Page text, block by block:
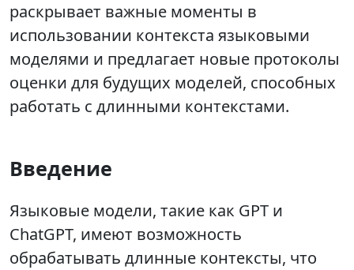
раскрывает важные моменты в
использовании контекста языковыми
моделями и предлагает новые протоколы
оценки для будущих моделей, способных
работать с длинными контекстами.
Введение
Языковые модели, такие как GPT и
ChatGPT, имеют возможность
обрабатывать длинные контексты, что